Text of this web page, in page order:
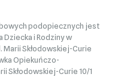
podopiecznych jest
i Rodziny w
Skłodowskiej-Curie
Opiekuńczo-
Skłodowskiej-Curie 10/1